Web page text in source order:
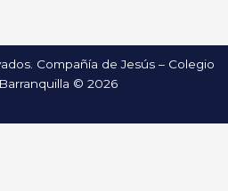
Compañía de Jesús – Colegio
© 2026